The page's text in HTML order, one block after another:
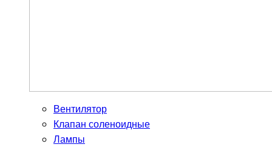
Вентилятор
Клапан соленоидные
Лампы